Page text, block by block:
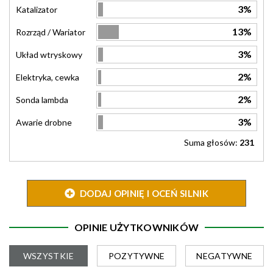
Katalizator 3%
Rozrząd / Wariator 13%
Układ wtryskowy 3%
Elektryka, cewka 2%
Sonda lambda 2%
Awarie drobne 3%
Suma głosów: 231
DODAJ OPINIĘ I OCEŃ SILNIK
OPINIE UŻYTKOWNIKÓW
WSZYSTKIE POZYTYWNE NEGATYWNE